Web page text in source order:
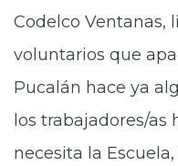
Codelco Ventanas,
voluntarios que
Pucalán hace ya
los trabajadores/as
necesita la